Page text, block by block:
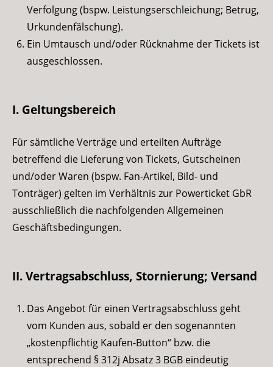
Verfolgung (bspw. Leistungserschleichung; Betrug,
Urkundenfälschung).
Ein Umtausch und/oder Rücknahme der Tickets ist
ausgeschlossen.
I. Geltungsbereich
Für sämtliche Verträge und erteilten Aufträge
betreffend die Lieferung von Tickets, Gutscheinen
und/oder Waren (bspw. Fan-Artikel, Bild- und
Tonträger) gelten im Verhältnis zur Powerticket GbR
ausschließlich die nachfolgenden Allgemeinen
Geschäftsbedingungen.
II. Vertragsabschluss, Stornierung; Versand
Das Angebot für einen Vertragsabschluss geht
vom Kunden aus, sobald er den sogenannten
„kostenpflichtig Kaufen-Button“ bzw. die
entsprechend § 312j Absatz 3 BGB eindeutig